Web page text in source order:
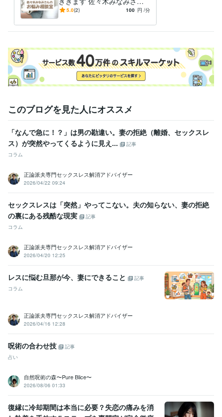
があなたの親友になります
5.0(2) 100 円 /分
このブログを見た人にオススメ
「なんで急に！？」は男の勘違い。妻の拒絶（離婚、セックスレ
ス）が突然やってくるように見え...
記事
コラム
正論派夫専門セックスレス解消アドバイザー
2026/04/22 09:24
セックスレスは「突然」やってこない。夫の知らない、妻の拒絶
の裏にある残酷な現実
記事
コラム
正論派夫専門セックスレス解消アドバイザー
2026/04/20 12:25
レスに悩む旦那が今、妻にできること
記事
コラム
正論派夫専門セックスレス解消アドバイザー
2026/04/16 12:28
呪術の合わせ技
記事
占い
自然呪術の森〜Pure Blice〜
2026/08/06 01:33
復縁に冷却期間は本当に必要？失恋の痛みを消